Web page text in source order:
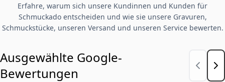
Erfahre, warum sich unsere Kundinnen und Kunden für
Schmuckado entscheiden und wie sie unsere Gravuren,
Schmuckstücke, unseren Versand und unseren Service bewerten.
Ausgewählte Google-
Bewertungen